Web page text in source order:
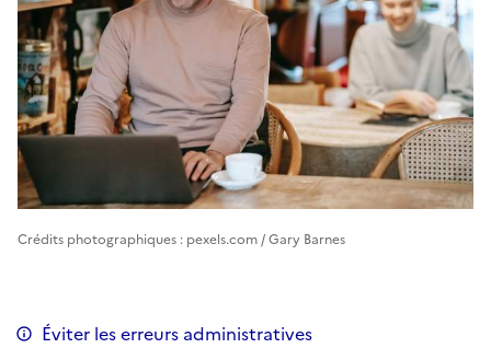
Crédits photographiques : pexels.com / Gary Barnes
Éviter les erreurs administratives